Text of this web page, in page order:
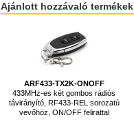
Ajánlott hozzávaló termékek
ARF433-TX2K-ONOFF
433MHz-es két gombos rádiós
távirányító, RF433-REL sorozatú
vevőhöz, ON/OFF felirattal